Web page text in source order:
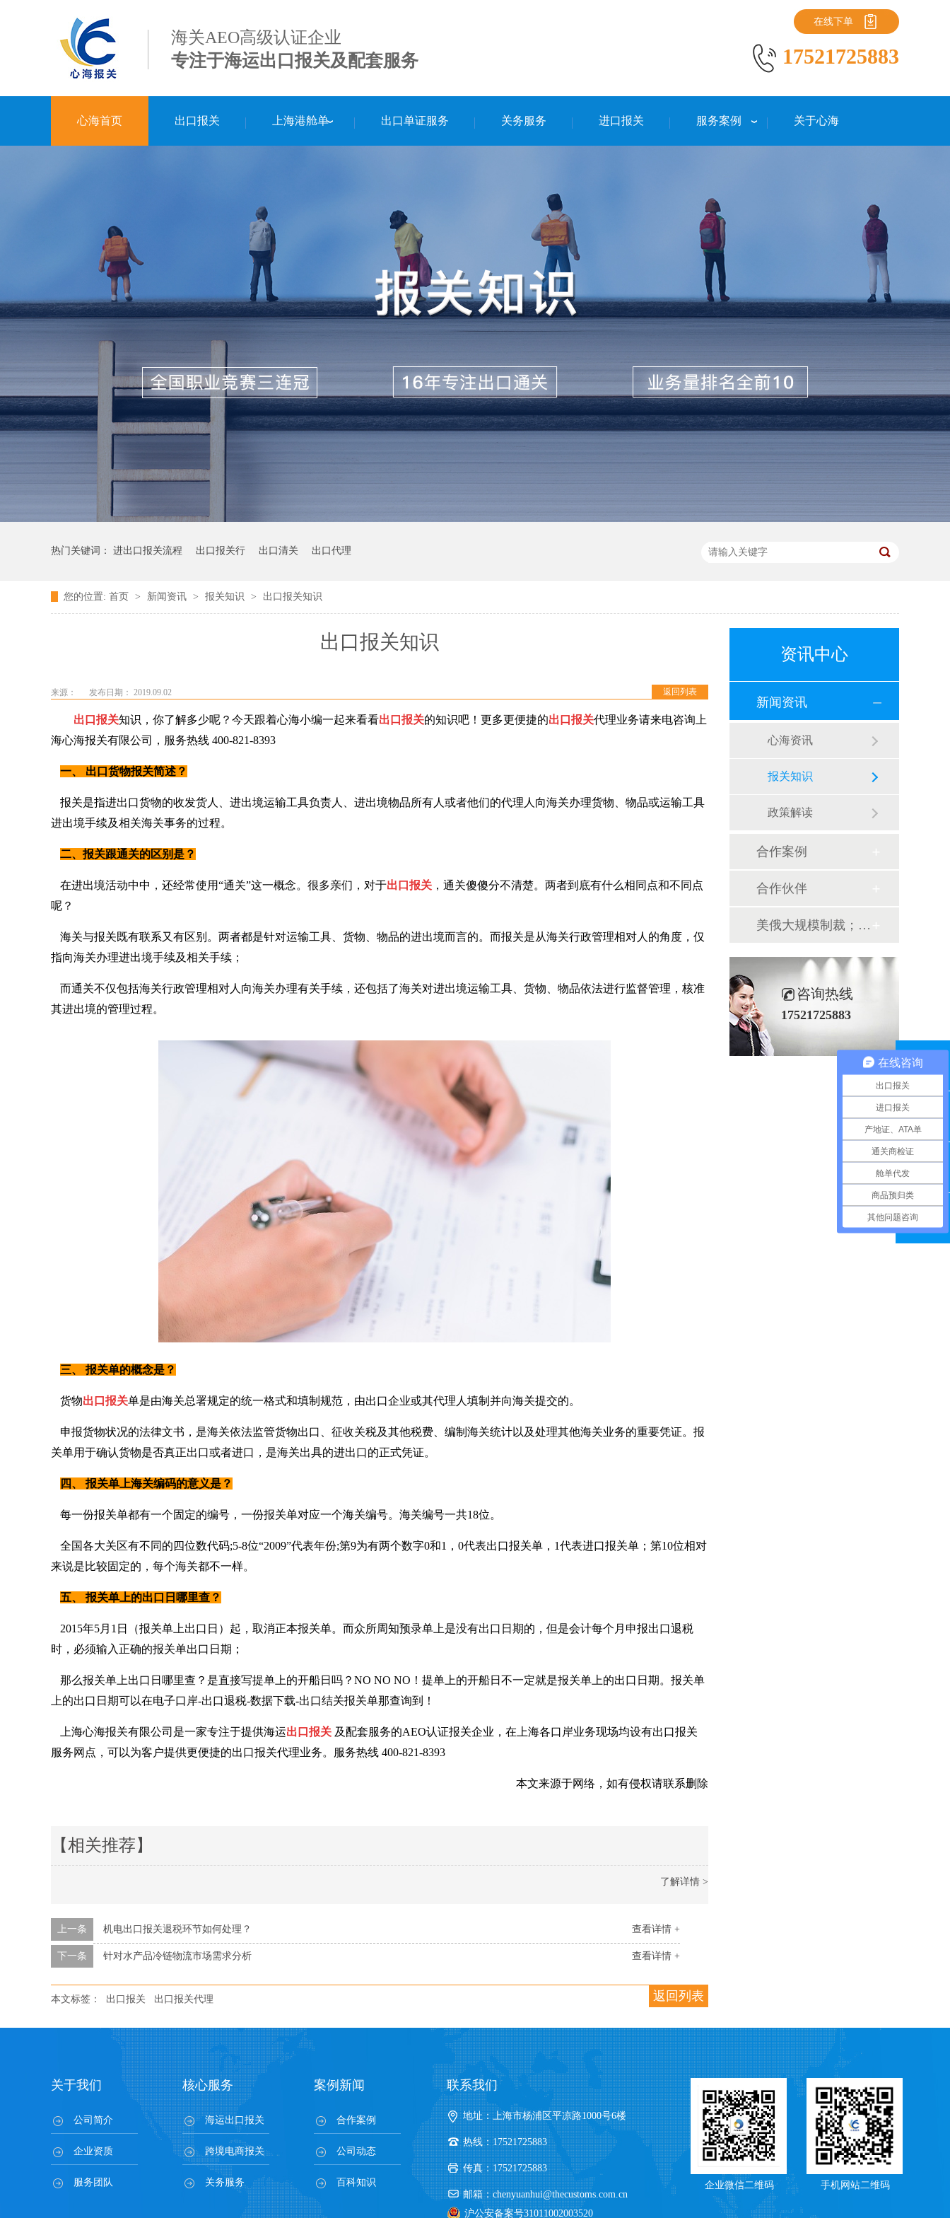
海关AEO高级认证企业
专注于海运出口报关及配套服务
在线下单
17521725883
心海首页 出口报关 上海港舱单 出口单证服务 关务服务 进口报关 服务案例 关于心海
热门关键词： 进出口报关流程 出口报关行 出口清关 出口代理
您的位置: 首页 > 新闻资讯 > 报关知识 > 出口报关知识
出口报关知识
返回列表
来源： 发布日期： 2019.09.02
出口报关知识，你了解多少呢？今天跟着心海小编一起来看看出口报关的知识吧！更多更便捷的出口报关代理业务请来电咨询上
海心海报关有限公司，服务热线 400-821-8393
一、 出口货物报关简述？
报关是指进出口货物的收发货人、进出境运输工具负责人、进出境物品所有人或者他们的代理人向海关办理货物、物品或运输工具
进出境手续及相关海关事务的过程。
二、报关跟通关的区别是？
在进出境活动中中，还经常使用“通关”这一概念。很多亲们，对于出口报关 ，通关傻傻分不清楚。两者到底有什么相同点和不同点
呢？
海关与报关既有联系又有区别。两者都是针对运输工具、货物、物品的进出境而言的。而报关是从海关行政管理相对人的角度，仅
指向海关办理进出境手续及相关手续；
而通关不仅包括海关行政管理相对人向海关办理有关手续，还包括了海关对进出境运输工具、货物、物品依法进行监督管理，核准
其进出境的管理过程。
三、 报关单的概念是？
货物出口报关单是由海关总署规定的统一格式和填制规范，由出口企业或其代理人填制并向海关提交的。
申报货物状况的法律文书，是海关依法监管货物出口、征收关税及其他税费、编制海关统计以及处理其他海关业务的重要凭证。报
关单用于确认货物是否真正出口或者进口，是海关出具的进出口的正式凭证。
四、 报关单上海关编码的意义是？
每一份报关单都有一个固定的编号，一份报关单对应一个海关编号。海关编号一共18位。
全国各大关区有不同的四位数代码;5-8位“2009”代表年份;第9为有两个数字0和1，0代表出口报关单，1代表进口报关单；第10位相对
来说是比较固定的，每个海关都不一样。
五、 报关单上的出口日哪里查？
2015年5月1日（报关单上出口日）起，取消正本报关单。而众所周知预录单上是没有出口日期的，但是会计每个月申报出口退税
时，必须输入正确的报关单出口日期；
那么报关单上出口日哪里查？是直接写提单上的开船日吗？NO NO NO！提单上的开船日不一定就是报关单上的出口日期。报关单
上的出口日期可以在电子口岸-出口退税-数据下载-出口结关报关单那查询到！
上海心海报关有限公司是一家专注于提供海运出口报关 及配套服务的AEO认证报关企业，在上海各口岸业务现场均设有出口报关
服务网点，可以为客户提供更便捷的出口报关代理业务。服务热线 400-821-8393
本文来源于网络，如有侵权请联系删除
【相关推荐】
了解详情 >
查看详情 +
上一条 机电出口报关退税环节如何处理？
查看详情 +
下一条 针对水产品冷链物流市场需求分析
返回列表
本文标签： 出口报关 出口报关代理
资讯中心
新闻资讯
心海资讯
报关知识
政策解读
合作案例
合作伙伴
美俄大规模制裁；欧元区刺激不变；黎巴嫩外汇危机...
咨询热线
17521725883
关于我们
公司简介
企业资质
服务团队
核心服务
海运出口报关
跨境电商报关
关务服务
案例新闻
合作案例
公司动态
百科知识
联系我们
地址：上海市杨浦区平凉路1000号6楼
热线：17521725883
传真：17521725883
邮箱：chenyuanhui@thecustoms.com.cn
沪公安备案号31011002003520
企业微信二维码 手机网站二维码
QQ咨询
联系电话
在线留言
微信扫一扫
在线咨询
出口报关
进口报关
产地证、ATA单
通关商检证
舱单代发
商品预归类
其他问题咨询